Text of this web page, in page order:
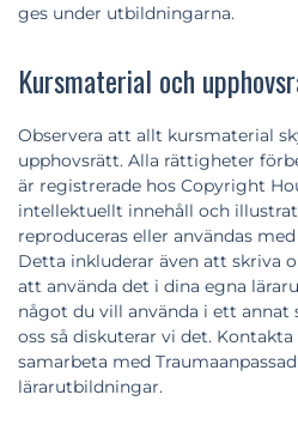
ges under utbildningarna.
Kursmaterial och
Observera att allt kursmaterial
upphovsrätt. Alla rättigheter
är registrerade hos Copyright
intellektuellt innehåll och
reproduceras eller användas
Detta inkluderar även att skriva
att använda det i dina egna
något du vill använda i ett annat
oss så diskuterar vi det.
samarbeta med
lärarutbildningar.